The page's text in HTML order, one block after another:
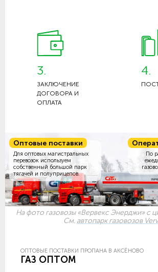
3.
ЗАКЛЮЧЕНИЕ
ДОГОВОРА И
ОПЛАТА
4.
Оптовые поставки
Для оптовых магистральных
перевозок используем
собственный большой парк
тягачей и полуприцепов.
По
На фото газовозы «Вервекс Энерджи» с
См. автопарк газовозов
ОПТОВЫЕ ПОСТАВКИ ПРОПАНА В АКСЁНОВО
ГАЗ ОПТОМ